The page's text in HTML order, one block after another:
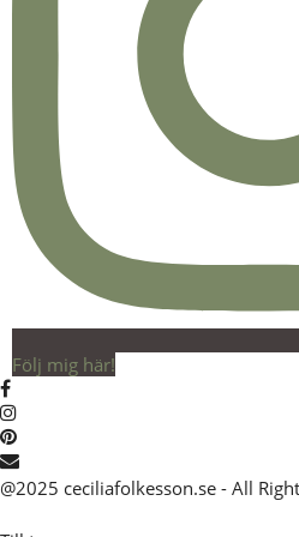
Följ mig här!
@2025 ceciliafolkesson.se - All